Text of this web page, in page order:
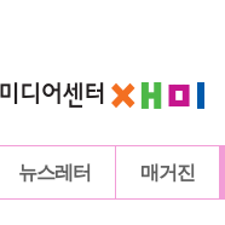
뉴스레터 매거진